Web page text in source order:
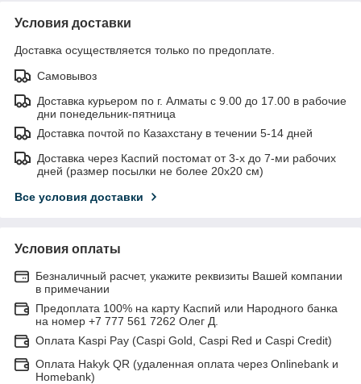
Условия доставки
Доставка осуществляется только по предоплате.
Самовывоз
Доставка курьером по г. Алматы с 9.00 до 17.00 в рабочие
дни понедельник-пятница
Доставка почтой по Казахстану в течении 5-14 дней
Доставка через Каспий постомат от 3-х до 7-ми рабочих
дней (размер посылки не более 20х20 см)
Все условия доставки
Условия оплаты
Безналичный расчет, укажите реквизиты Вашей компании
в примечании
Предоплата 100% на карту Каспий или Народного банка
на номер +7 777 561 7262 Олег Д.
Оплата Kaspi Pay (Caspi Gold, Caspi Red и Caspi Credit)
Оплата Hakyk QR (удаленная оплата через Onlinebank и
Homebank)